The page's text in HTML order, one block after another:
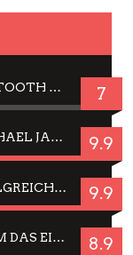
JBL TUNE 720BT: OVER EAR BLUETOOTH KOPFHÖRER UM DIE 50,-€ IM DAUER-TEST 7
WEGEN DES ERFOLGES – MJ: MICHAEL JACKSON MUSICAL IN EINER MATINEE SEHEN 9.9
JELLYFISH HAMBURG: DAS ERFOLGREICHE SOMMER-MENÜ 2025 IN GEFÜHLEN UND BILDERN 9.9
CÉSAR FÜR JIM CARREY? WARUM DAS EINER DER NERVIGSTEN ACTORS IST UND BLEIBT 8.9